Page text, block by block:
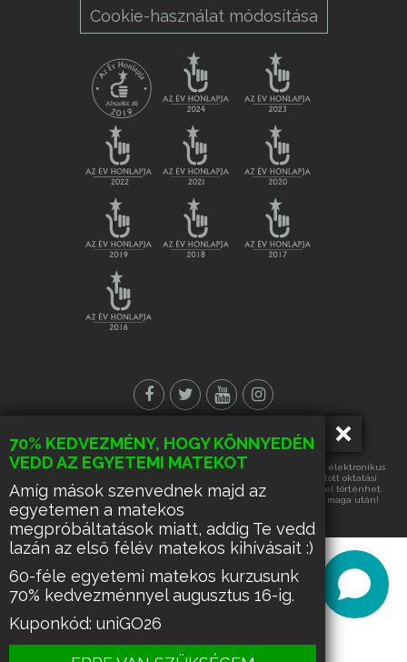
70% KEDVEZMÉNY, HOGY KÖNNYEDÉN
VEDD AZ EGYETEMI MATEKOT
Amíg mások szenvednek majd az
egyetemen a matekos
megpróbáltatások miatt, addig Te vedd
lazán az első félév matekos kihívásait :)
60-féle egyetemi matekos kurzusunk
70% kedvezménnyel augusztus 16-ig.
Kuponkód: uniGO26
Cookie-használat módosítása
© Minden jog fenntartva!
Az oldalon található tartalmak részének vagy egészének másolása, elektronikus
úton történő tárolása vagy továbbítása, harmadik fél számára nyújtott oktatási
célra való hasznosítása kizárólag az üzemeltető írásos engedélyével történhet.
Ennek hiányában a felsorolt tevékenységek űzése büntetést von maga után!